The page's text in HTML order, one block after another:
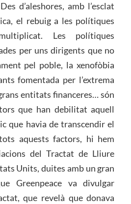
d’aleshores, amb l’esclat
el rebuig a les polítiques
Les polítiques
per uns dirigents que no
pel poble, la xenofòbia
fomentada per l’extrema
entitats financeres… són
que han debilitat aquell
que havia de transcendir el
aquests factors, hi hem
del Tractat de Lliure
Units, duites amb un gran
Greenpeace va divulgar
que revelà que donava